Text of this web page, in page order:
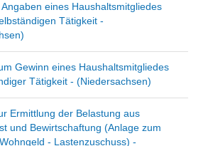
eines Haushaltsmitgliedes
Tätigkeit -
Gewinn eines Haushaltsmitgliedes
Tätigkeit - (Niedersachsen)
Ermittlung der Belastung aus
und Bewirtschaftung (Anlage zum
- Lastenzuschuss) -